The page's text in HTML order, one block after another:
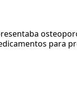
para